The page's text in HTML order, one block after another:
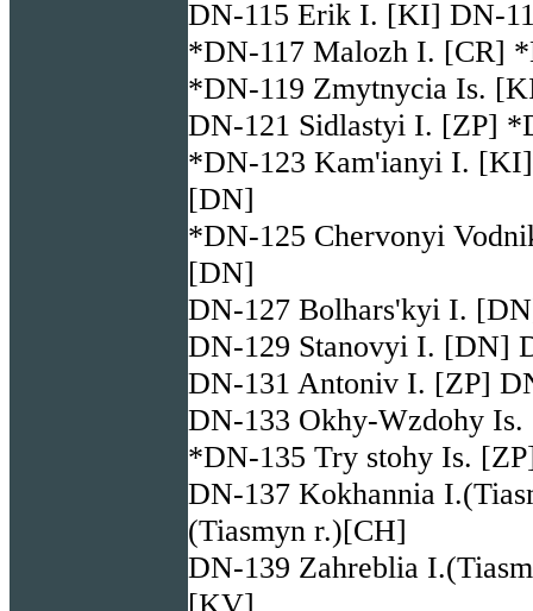
DN-115 Erik I. [KI] DN-
*DN-117 Malozh I. [CR]
*DN-119 Zmytnycia Is.
DN-121 Sidlastyi I. [ZP]
*DN-123 Kam'ianyi I.
[DN]
*DN-125 Chervonyi
[DN]
DN-127 Bolhars'kyi I.
DN-129 Stanovyi I. [DN]
DN-131 Antoniv I. [ZP]
DN-133 Okhy-Wzdohy
*DN-135 Try stohy Is.
DN-137 Kokhannia
(Tiasmyn r.)[CH]
DN-139 Zahreblia
[KV]